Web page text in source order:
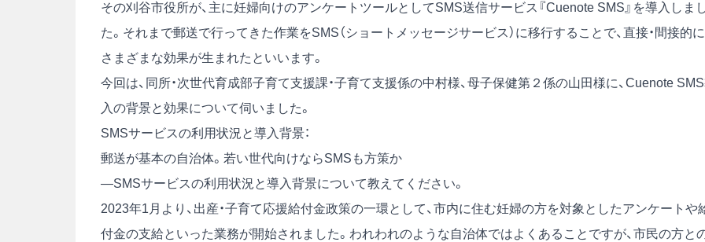
その刈谷市役所が、主に妊婦向けのアンケートツールとしてSMS送信サービス『Cuenote SMS』を導入しま
た。それまで郵送で行ってきた作業をSMS（ショートメッセージサービス）に移行することで、直接・間接的に
さまざまな効果が生まれたといいます。
今回は、同所・次世代育成部子育て支援課・子育て支援係の中村様、母子保健第２係の山田様に、Cuenote
入の背景と効果について伺いました。
SMSサービスの利用状況と導入背景：
郵送が基本の自治体。若い世代向けならSMSも方策か
―SMSサービスの利用状況と導入背景について教えてください。
2023年1月より、出産・子育て応援給付金政策の一環として、市内に住む妊婦の方を対象としたアンケートや
付金の支給といった業務が開始されました。われわれのような自治体ではよくあることですが、市民の方と